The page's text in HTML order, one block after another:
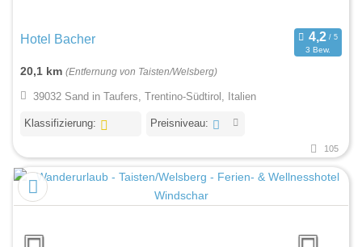
Hotel Bacher
3 Bew.
20,1 km (Entfernung von Taisten/Welsberg)
39032 Sand in Taufers, Trentino-Südtirol, Italien
Klassifizierung: Preisniveau:
105